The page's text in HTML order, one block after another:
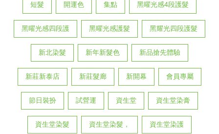
短髮 開運色 集點 黑曜光感4段護髮
黑曜光感四段護 黑曜光感護髮 黑耀光四段護髮
新北染髮 新年新髮色 新品搶先體驗
新莊新泰店 新莊髮廊 新開幕 會員專屬
節日裝扮 試營運 資生堂 資生堂染膏
資生堂染髮 資生堂染髮， 資生堂染護